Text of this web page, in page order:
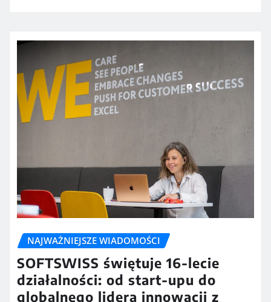
NAJWAŻNIEJSZE WIADOMOŚCI
SOFTSWISS świętuje 16-lecie
działalności: od start-upu do
globalnego lidera innowacji z